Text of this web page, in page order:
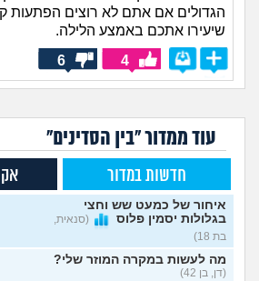
הגדולים אם אתם לא רוצים הפתעות
שיעירו אתכם באמצע הלילה.
4
6
עוד ממדור "בין הסדינים"
חדשות במדור
איחור של כמעט שש וחצי
בגלולות יסמין פלוס
(סנאית,
בת 18)
מה לעשות במקרה המוזר שלי?
(דן, בן 42)